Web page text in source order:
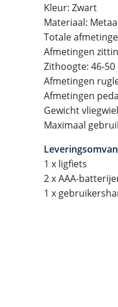
Kleur: Zwart
Materiaal:
Totale
Afmetingen
Zithoogte: 46-50
Afmetingen
Afmetingen
Gewicht
Maximaal
1 x ligfiets
2 x AAA-
1 x